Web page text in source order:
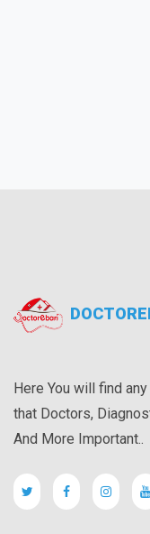
Here You will find
that Doctors,
And More Important..